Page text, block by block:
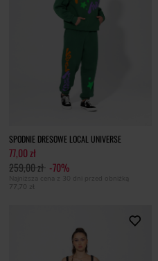
SPODNIE DRESOWE LOCAL UNIVERSE
77,00 zł
259,00 zł -70%
Najniższa cena z 30 dni przed obniżką
77,70 zł